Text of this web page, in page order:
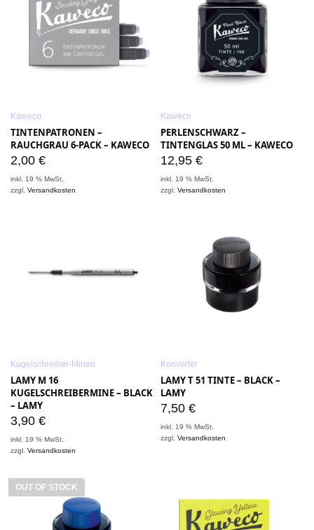
Kaweco
TINTENPATRONEN –
RAUCHGRAU 6-PACK – KAWECO
2,00 €
inkl. 19 % MwSt.
zzgl.Versandkosten
Kaweco
PERLENSCHWARZ –
TINTENGLAS 50 ML – KAWECO
12,95 €
inkl. 19 % MwSt.
zzgl.Versandkosten
Kugelschreiber-Minen
LAMY M 16
KUGELSCHREIBERMINE – BLACK
– LAMY
3,90 €
inkl. 19 % MwSt.
zzgl.Versandkosten
Konverter
LAMY T 51 TINTE – BLACK –
LAMY
7,50 €
inkl. 19 % MwSt.
zzgl.Versandkosten
OUT OF STOCK